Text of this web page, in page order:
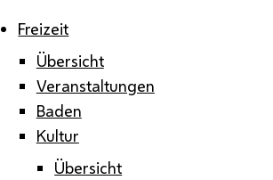
Freizeit
Übersicht
Veranstaltungen
Baden
Kultur
Übersicht